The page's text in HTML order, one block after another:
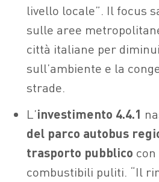
livello locale”. Il focus
sulle aree
città italiane per
sull’ambiente e la
strade.
L’investimento 4.4.1
del parco autobus
trasporto pubblico con
combustibili puliti. “Il